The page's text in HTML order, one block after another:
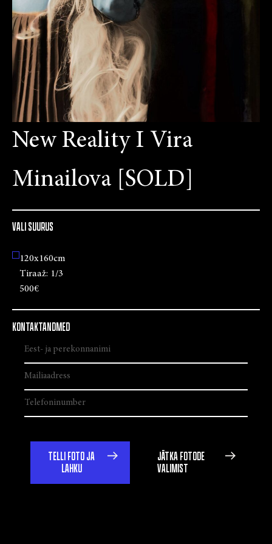
New Reality I Vira
Minailova [SOLD]
VALI SUURUS
120x160cm
Tiraaž: 1/3
500€
KONTAKTANDMED
TELLI FOTO JA
LAHKU
JÄTKA FOTODE
VALIMIST